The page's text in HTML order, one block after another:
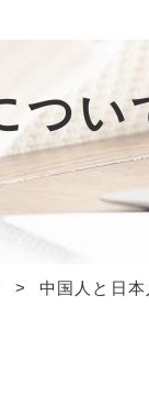
つい
中国人と日